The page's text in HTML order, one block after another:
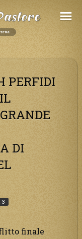
PERFIDI
DI
finale